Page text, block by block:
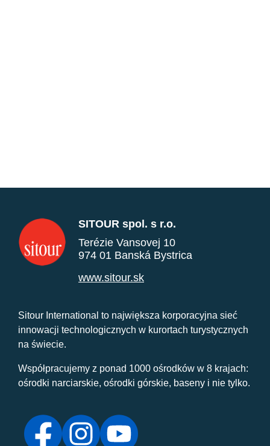
SITOUR spol. s r.o.
Terézie Vansovej 10
974 01 Banská Bystrica
www.sitour.sk
Sitour International to największa korporacyjna sieć
innowacji technologicznych w kurortach turystycznych
na świecie.
Współpracujemy z ponad 1000 ośrodków w 8 krajach:
ośrodki narciarskie, ośrodki górskie, baseny i nie tylko.